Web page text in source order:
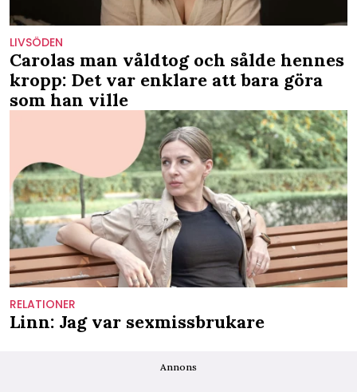
LIVSÖDEN
Carolas man våldtog och sålde hennes
kropp: Det var enklare att bara göra
som han ville
RELATIONER
Linn: Jag var sexmissbrukare
Annons